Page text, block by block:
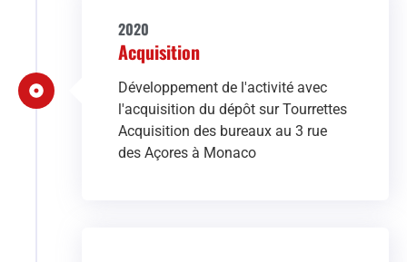
2020
Acquisition
Développement de l'activité avec
l'acquisition du dépôt sur Tourrettes
Acquisition des bureaux au 3 rue
des Açores à Monaco